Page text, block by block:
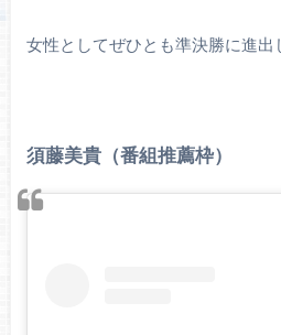
女性としてぜひとも準決勝に進出
須藤美貴（番組推薦枠）